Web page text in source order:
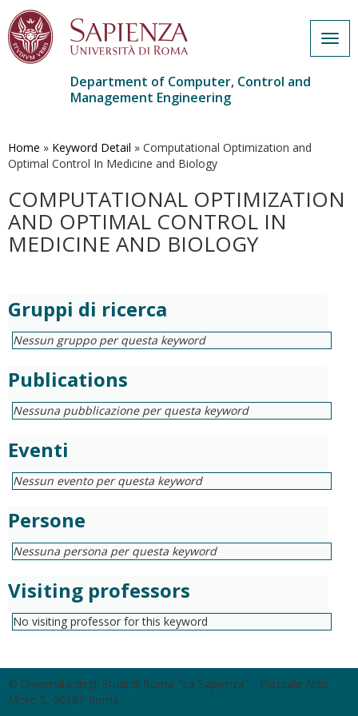
main
content
Department of Computer, Control and
Management Engineering
Home » Keyword Detail » Computational Optimization and
Optimal Control In Medicine and Biology
COMPUTATIONAL OPTIMIZATION
AND OPTIMAL CONTROL IN
MEDICINE AND BIOLOGY
Gruppi di ricerca
Nessun gruppo per questa keyword
Publications
Nessuna pubblicazione per questa keyword
Eventi
Nessun evento per questa keyword
Persone
Nessuna persona per questa keyword
Visiting professors
No visiting professor for this keyword
© Università degli Studi di Roma "La Sapienza" - Piazzale Aldo
Moro 5, 00185 Roma